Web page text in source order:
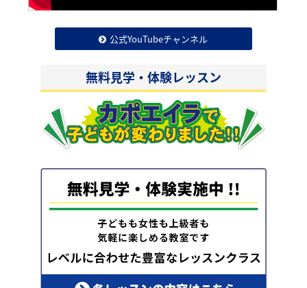
公式YouTubeチャンネル
無料見学・体験レッスン